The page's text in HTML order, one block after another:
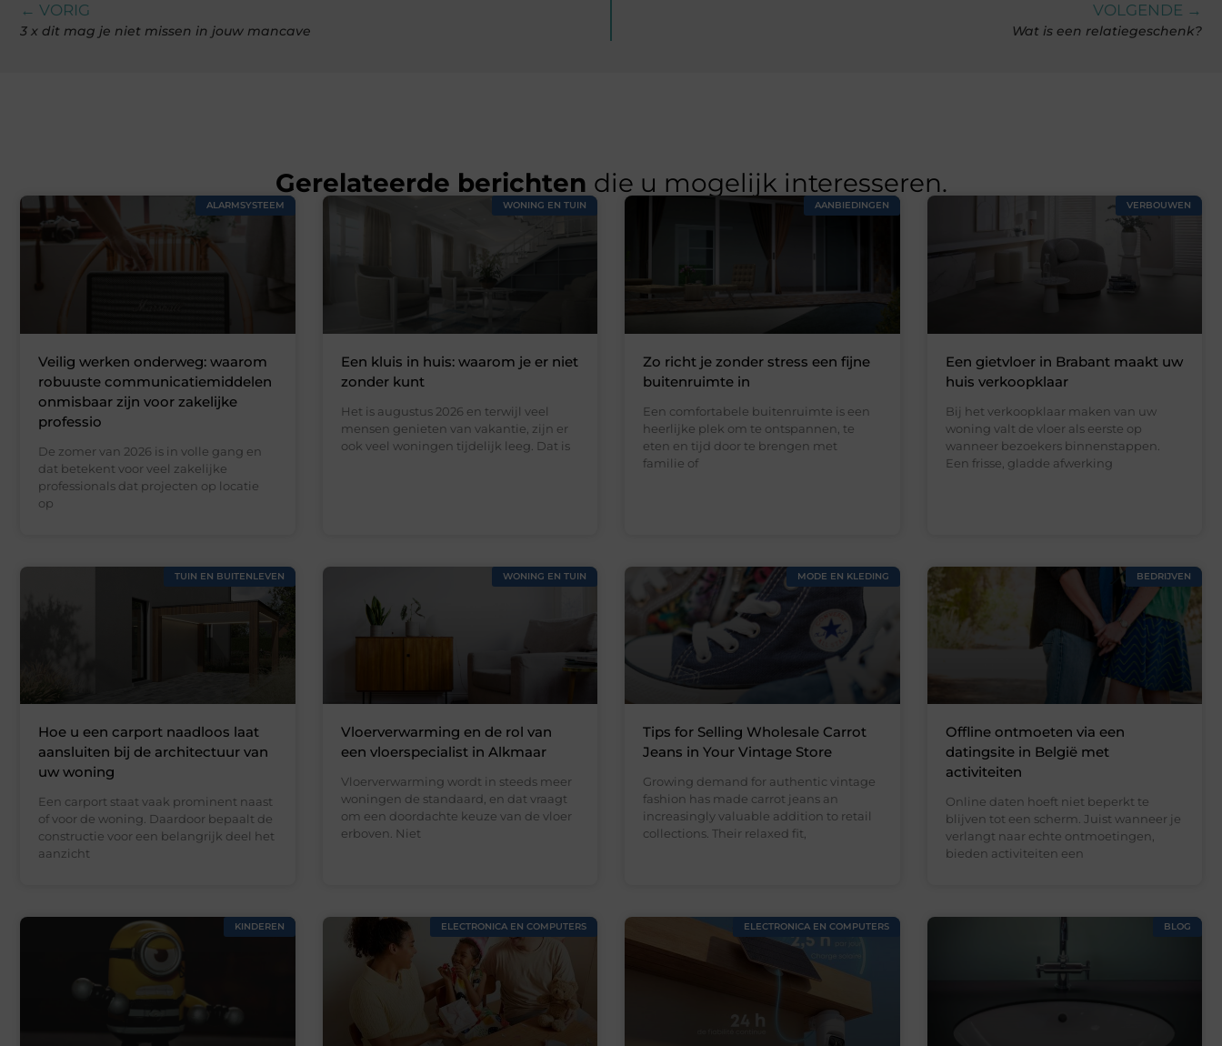
← VORIG
3 x dit mag je niet missen in jouw mancave
VOLGENDE →
Wat is een relatiegeschenk?
Gerelateerde berichten die u mogelijk interesseren.
ALARMSYSTEEM
Veilig werken onderweg: waarom
robuuste communicatiemiddelen
onmisbaar zijn voor zakelijke
professio
De zomer van 2026 is in volle gang en
dat betekent voor veel zakelijke
professionals dat projecten op locatie
op
WONING EN TUIN
Een kluis in huis: waarom je er niet
zonder kunt
Het is augustus 2026 en terwijl veel
mensen genieten van vakantie, zijn er
ook veel woningen tijdelijk leeg. Dat is
AANBIEDINGEN
Zo richt je zonder stress een fijne
buitenruimte in
Een comfortabele buitenruimte is een
heerlijke plek om te ontspannen, te
eten en tijd door te brengen met
familie of
VERBOUWEN
Een gietvloer in Brabant maakt uw
huis verkoopklaar
Bij het verkoopklaar maken van uw
woning valt de vloer als eerste op
wanneer bezoekers binnenstappen.
Een frisse, gladde afwerking
TUIN EN BUITENLEVEN
Hoe u een carport naadloos laat
aansluiten bij de architectuur van
uw woning
Een carport staat vaak prominent naast
of voor de woning. Daardoor bepaalt de
constructie voor een belangrijk deel het
aanzicht
WONING EN TUIN
Vloerverwarming en de rol van
een vloerspecialist in Alkmaar
Vloerverwarming wordt in steeds meer
woningen de standaard, en dat vraagt
om een doordachte keuze van de vloer
erboven. Niet
MODE EN KLEDING
Tips for Selling Wholesale Carrot
Jeans in Your Vintage Store
Growing demand for authentic vintage
fashion has made carrot jeans an
increasingly valuable addition to retail
collections. Their relaxed fit,
BEDRIJVEN
Offline ontmoeten via een
datingsite in België met
activiteiten
Online daten hoeft niet beperkt te
blijven tot een scherm. Juist wanneer je
verlangt naar echte ontmoetingen,
bieden activiteiten een
KINDEREN ELECTRONICA EN COMPUTERS ELECTRONICA EN COMPUTERS BLOG